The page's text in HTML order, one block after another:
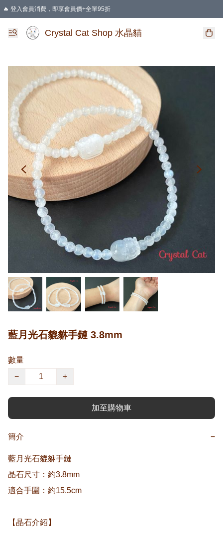
🔥 登入會員消費，即享會員價+全單95折
🛍️ 購物滿HKD 400 即享免運費優惠
Crystal Cat Shop 水晶貓
藍月光石貔貅手鏈 3.8mm
數量
−
+
加至購物車
簡介 −
藍月光石貔貅手鏈
晶石尺寸：約3.8mm
適合手圍：約15.5cm
【晶石介紹】